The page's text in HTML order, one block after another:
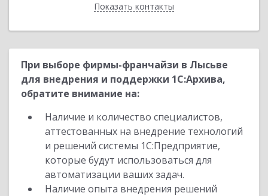
Показать контакты
Назад
При выборе фирмы-франчайзи в Лысьве
для внедрения и поддержки 1С:Архива,
обратите внимание на:
Наличие и количество специалистов,
аттестованных на внедрение технологий
и решений системы 1С:Предприятие,
которые будут использоваться для
автоматизации ваших задач.
Наличие опыта внедрения решений